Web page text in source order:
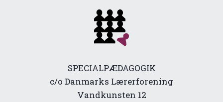
SPECIALPÆDAGOGIK
c/o Danmarks Lærerforening
Vandkunsten 12